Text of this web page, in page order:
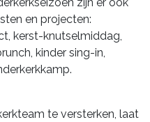
en projecten:
kerst-knutselmiddag,
kinder sing-in,
te versterken, laat